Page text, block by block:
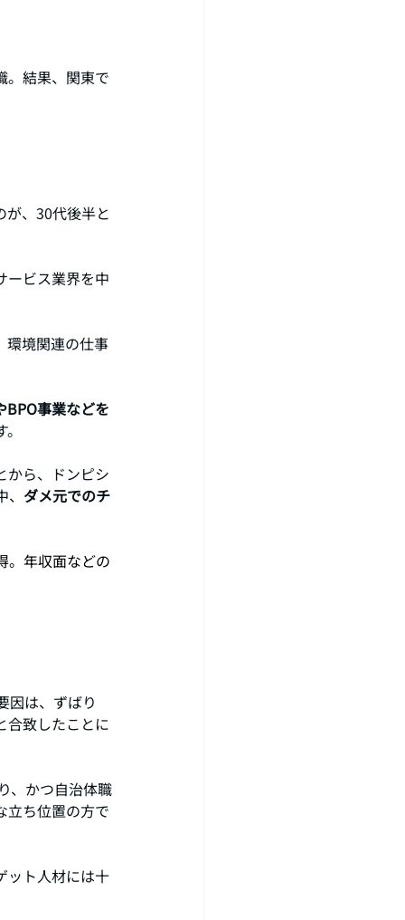
。結果、関東で
が、30代後半と
ービス業界を中
環境関連の仕事
BPO事業などを
から、ドンピシ
ダメ元でのチ
。年収面などの
因は、ずばり
合致したことに
、かつ自治体職
立ち位置の方で
ット人材には十